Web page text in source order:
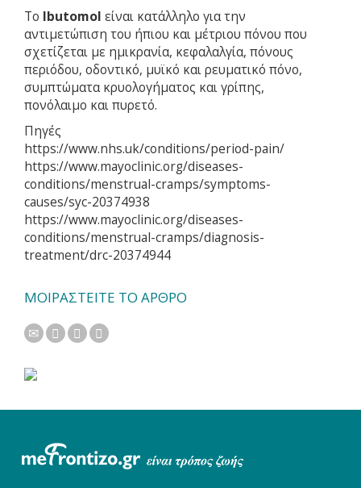
Το Ibutomol είναι κατάλληλο για την
αντιμετώπιση του ήπιου και μέτριου πόνου που
σχετίζεται με ημικρανία, κεφαλαλγία, πόνους
περιόδου, οδοντικό, μυϊκό και ρευματικό πόνο,
συμπτώματα κρυολογήματος και γρίπης,
πονόλαιμο και πυρετό.
Πηγές
https://www.nhs.uk/conditions/period-pain/
https://www.mayoclinic.org/diseases-
conditions/menstrual-cramps/symptoms-
causes/syc-20374938
https://www.mayoclinic.org/diseases-
conditions/menstrual-cramps/diagnosis-
treatment/drc-20374944
ΜΟΙΡΑΣΤΕΙΤΕ ΤΟ ΑΡΘΡΟ